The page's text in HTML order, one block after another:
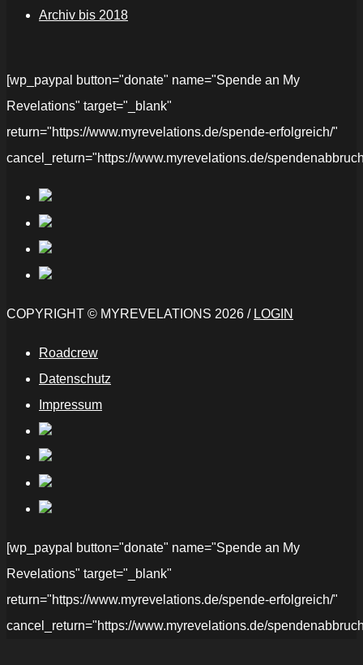
Archiv bis 2018
[wp_paypal button="donate" name="Spende an My
Revelations" target="_blank"
return="https://www.myrevelations.de/spende-erfolgreich/"
cancel_return="https://www.myrevelations.de/
COPYRIGHT © MYREVELATIONS 2026 / LOGIN
Roadcrew
Datenschutz
Impressum
[wp_paypal button="donate" name="Spende an My
Revelations" target="_blank"
return="https://www.myrevelations.de/spende-erfolgreich/"
cancel_return="https://www.myrevelations.de/